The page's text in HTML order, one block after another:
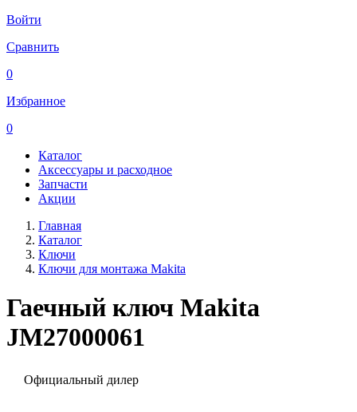
Войти
Сравнить
0
Избранное
0
Каталог
Аксессуары и расходное
Запчасти
Акции
Главная
Каталог
Ключи
Ключи для монтажа Makita
Гаечный ключ Makita
JM27000061
Официальный дилер